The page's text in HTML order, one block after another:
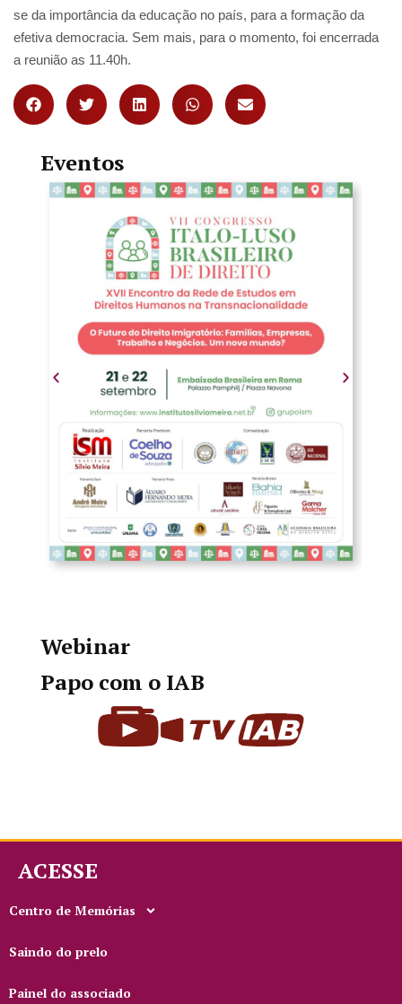
se da importância da educação no país, para a formação da
efetiva democracia. Sem mais, para o momento, foi encerrada
a reunião as 11.40h.
Eventos
Webinar
Papo com o IAB
ACESSE
Centro de Memórias
Saindo do prelo
Painel do associado